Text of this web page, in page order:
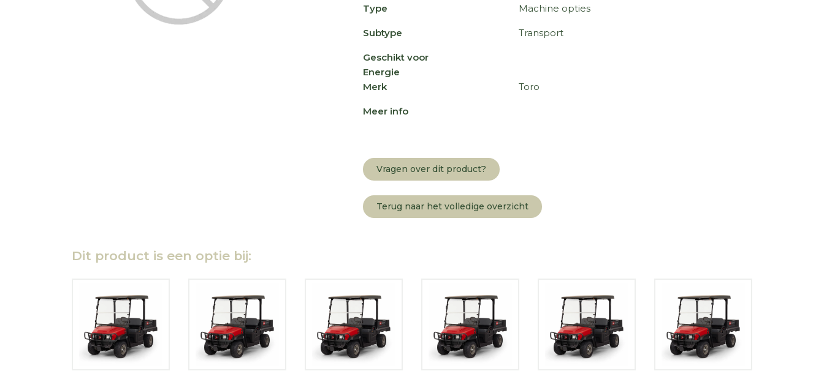
Type
Machine opties
Subtype Transport
Geschikt voor
Energie
Merk
Toro
Meer info
Vragen over dit product?
Terug naar het volledige overzicht
Dit product is een optie bij: